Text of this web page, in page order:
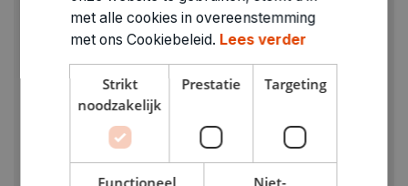
met alle cookies in overeenstemming
met ons Cookiebeleid. Lees verder
Strikt
noodzakelijk
Prestatie Targeting
Functioneel Niet-